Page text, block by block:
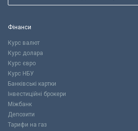
Фінанси
Курс валют
Курс долара
Курс євро
Курс НБУ
Банківські картки
Інвестиційні брокери
Міжбанк
Депозити
Тарифи на газ